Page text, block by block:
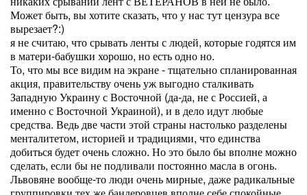
Может быть, вы хотите сказать, что у нас тут цензура все
вырезает?:)
я не считаю, что срывать ленты с людей, которые годятся им
в матери-бабушки хорошо, но есть одно но.
То, что мы все видим на экране - тщательно спланированная
акция, правительству очень уж выгодно сталкивать
Западную Украину с Восточной (да-да, не с Россией, а
именно с Восточной Украиной), и в дело идут любые
средства. Ведь две части этой страны настолько разделены
менталитетом, историей и традициями, что единства
добиться будет очень сложно. Но это было бы вполне можно
сделать, если бы не подливали постоянно масла в огонь.
Львовяне вообще-то люди очень мирные, даже радикальные